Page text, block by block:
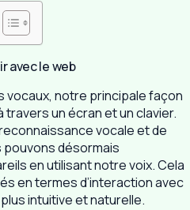
avec le web
vocaux, notre principale façon
travers un écran et un clavier.
vocale et de
pouvons désormais
en utilisant notre voix. Cela
en termes d’interaction avec
intuitive et naturelle.